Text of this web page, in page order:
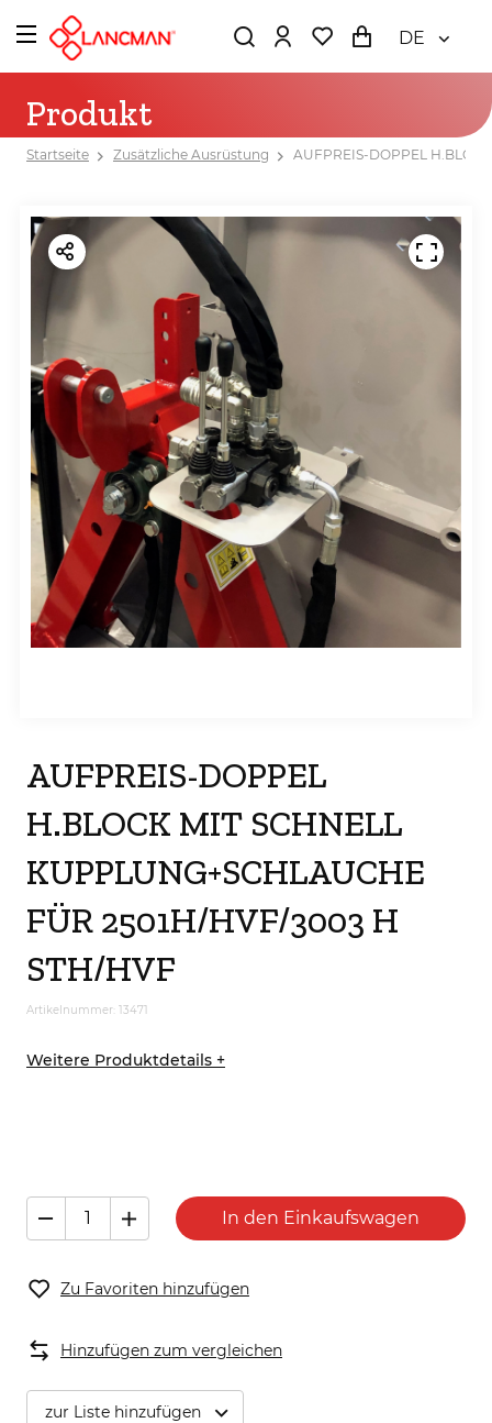
DE
Produkt
Startseite Zusätzliche Ausrüstung AUFPREIS-DOPPEL
AUFPREIS-DOPPEL
H.BLOCK MIT SCHNELL
KUPPLUNG+SCHLAUCHE
FÜR 2501H/HVF/3003 H
STH/HVF
Artikelnummer: 13471
Weitere Produktdetails +
In den Einkaufswagen
Zu Favoriten hinzufügen
Hinzufügen zum vergleichen
zur Liste hinzufügen